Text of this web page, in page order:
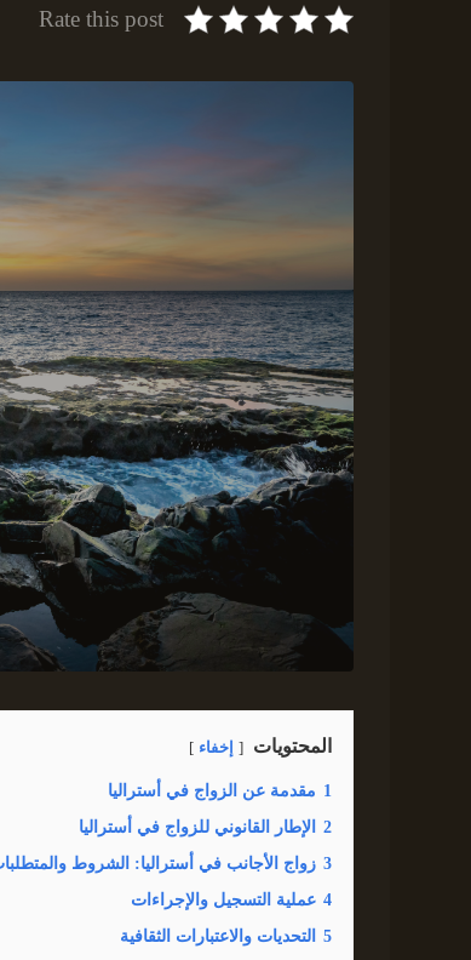
Rate this post
المحتويات إخفاء
1 مقدمة عن الزواج في أستراليا
2
الإطار القانوني للزواج في أستراليا
3 زواج الأجانب في أستراليا: الشروط
4 عملية التسجيل والإجراءات
5
التحديات والاعتبارات الثقافية